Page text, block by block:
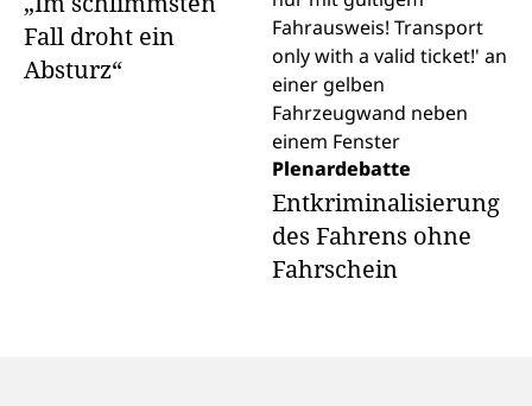
Fall droht ein
Absturz“
Plenardebatte
Entkriminalisierung
des Fahrens ohne
Fahrschein